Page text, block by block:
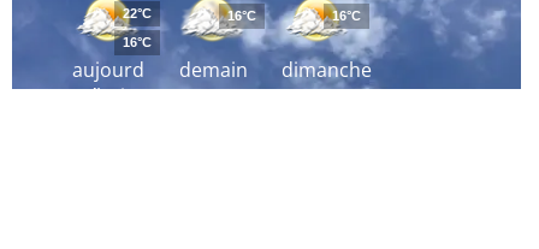
aujourd
´hui
22°C
16°C
demain
16°C
dimanche
16°C